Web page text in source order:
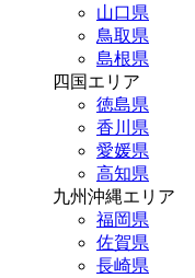
山口県
鳥取県
島根県
四国エリア
徳島県
香川県
愛媛県
高知県
九州沖縄エリア
福岡県
佐賀県
長崎県